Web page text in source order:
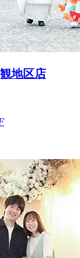
地区店